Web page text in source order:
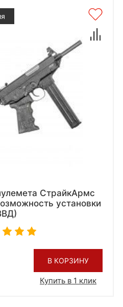
СтрайкАрмс
установки
В КОРЗИНУ
Купить в 1 клик